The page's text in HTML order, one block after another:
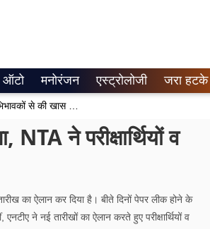
ऑटो मनोरंजन एस्ट्रोलोजी जरा हटके
ने परीक्षार्थियों व
का ऐलान कर दिया है। बीते दिनों पेपर लीक होने के
ने नई तारीखों का ऐलान करते हुए परीक्षार्थियों व